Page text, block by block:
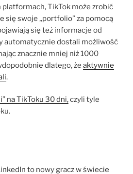
TikTok może zrobić
się swoje „portfolio” za pomocą
się też informacje od
automatycznie dostali możliwość
znacznie mniej niż 1000
dlatego, że aktywnie
.
na TikToku 30 dni,czyli tyle
to nowy gracz w świecie